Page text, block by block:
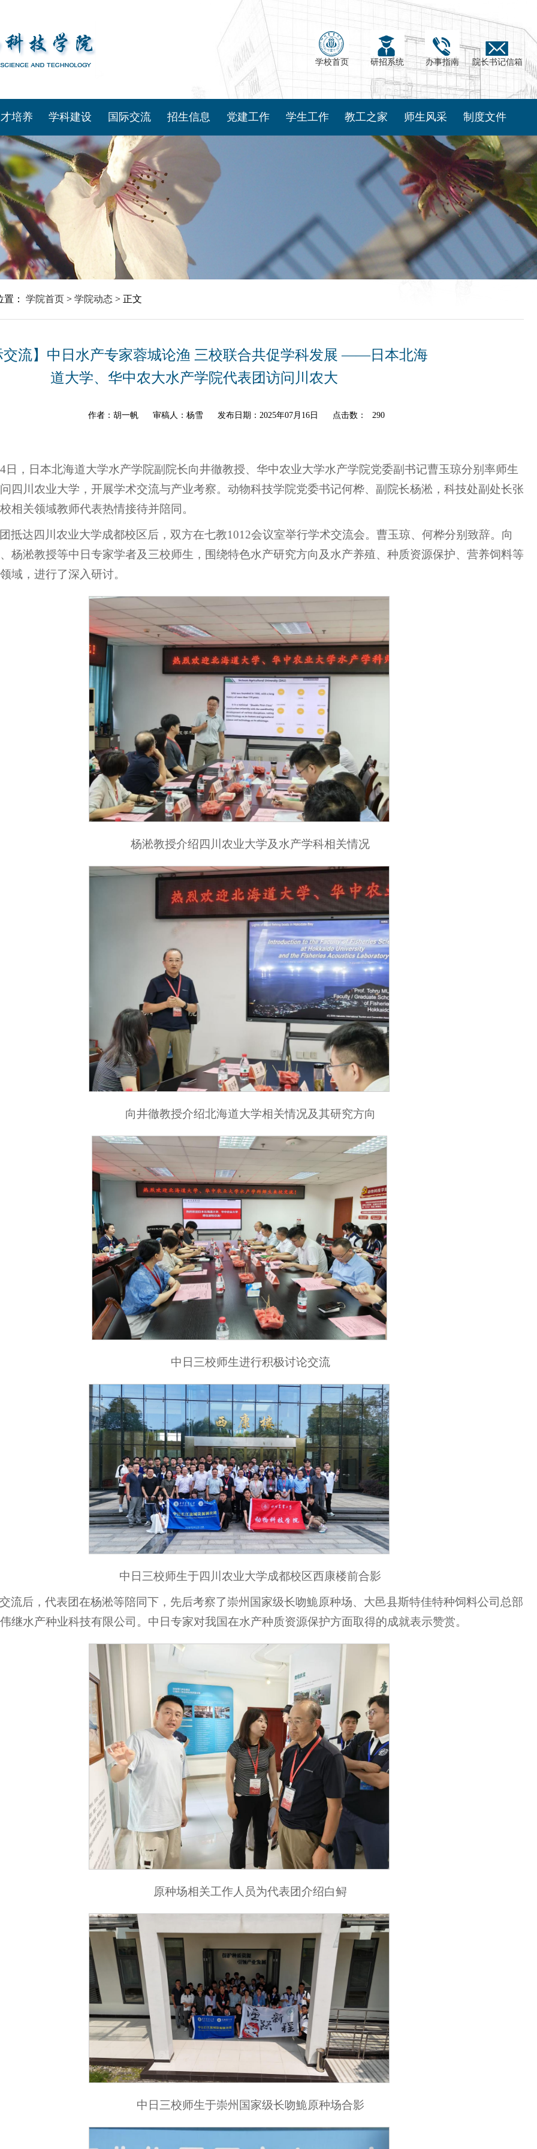
学校首页 研招系统 办事指南 院长书记信箱
培养 学科建设 国际交流 招生信息 党建工作 学生工作 教工之家 师生风采 制度文件
： 学院首页 > 学院动态 > 正文
交流】中日水产专家蓉城论渔 三校联合共促学科发展 ——日本北海
道大学、华中农大水产学院代表团访问川农大
作者：胡一帆 审稿人：杨雪 发布日期：2025年07月16日 点击数： 290
日，日本北海道大学水产学院副院长向井徹教授、华中农业大学水产学院党委副书记曹玉琼分别率师生
四川农业大学，开展学术交流与产业考察。动物科技学院党委书记何桦、副院长杨淞，科技处副处长张
相关领域教师代表热情接待并陪同。
抵达四川农业大学成都校区后，双方在七教1012会议室举行学术交流会。曹玉琼、何桦分别致辞。向
杨淞教授等中日专家学者及三校师生，围绕特色水产研究方向及水产养殖、种质资源保护、营养饲料等
域，进行了深入研讨。
杨淞教授介绍四川农业大学及水产学科相关情况
向井徹教授介绍北海道大学相关情况及其研究方向
中日三校师生进行积极讨论交流
中日三校师生于四川农业大学成都校区西康楼前合影
流后，代表团在杨淞等陪同下，先后考察了崇州国家级长吻鮠原种场、大邑县斯特佳特种饲料公司总部
继水产种业科技有限公司。中日专家对我国在水产种质资源保护方面取得的成就表示赞赏。
原种场相关工作人员为代表团介绍白鲟
中日三校师生于崇州国家级长吻鮠原种场合影